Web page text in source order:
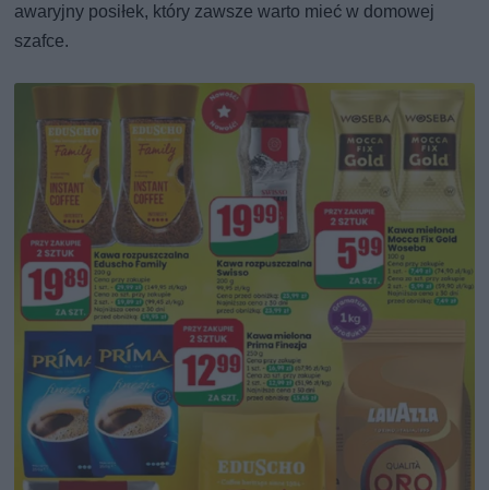
awaryjny posiłek, który zawsze warto mieć w domowej
szafce.